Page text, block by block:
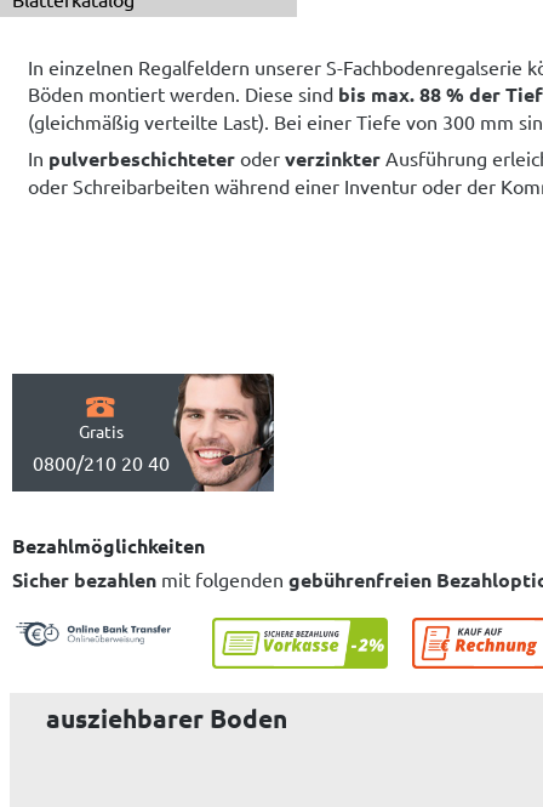
In einzelnen Regalfeldern unserer S-Fachbodenregalserie
Böden montiert werden. Diese sind bis max. 88 % der
(gleichmäßig verteilte Last). Bei einer Tiefe von 300 mm
In pulverbeschichteter oder verzinkter Ausführung
oder Schreibarbeiten während einer Inventur oder der
Gratis
0800/210 20 40
Bezahlmöglichkeiten
Sicher bezahlen mit folgenden gebührenfreien
ausziehbarer Boden